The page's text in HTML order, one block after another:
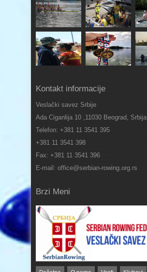
Kontakt informacije
Veslački savez Srbije
Ada Ciganlija 10 ,11030 Beograd, Srbija
Telefon: +381 11 3541 395
+381 11 3541 398
Fax: +381 11 3541 396
E-mail: office@serbian-rowing.org.rs
Brzi Meni